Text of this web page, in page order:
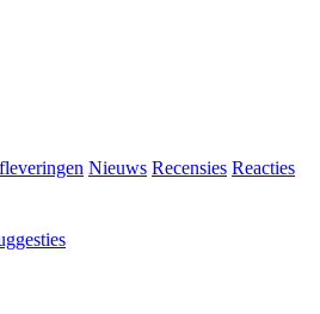
Nieuws Recensies Reacties